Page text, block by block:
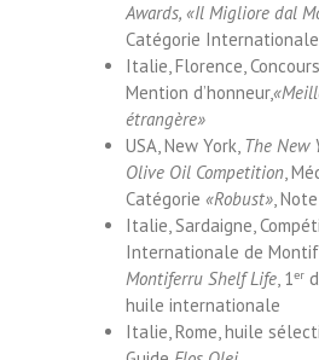
Awards, «Il Migliore dal
Catégorie Internationale
Italie, Florence, Concours
Mention d’honneur,
étrangère»
USA, New York, The New
Olive Oil Competition,
Catégorie «Robust»,
Italie, Sardaigne,
Internationale de
Montiferru Shelf Life, 1er
huile internationale
Italie, Rome, huile